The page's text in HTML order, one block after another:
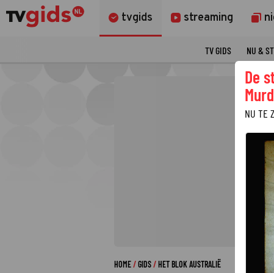
tvgids streaming
TV GIDS NU &
HOME GIDS HET BLOK AUSTRALIË
De
NU TE